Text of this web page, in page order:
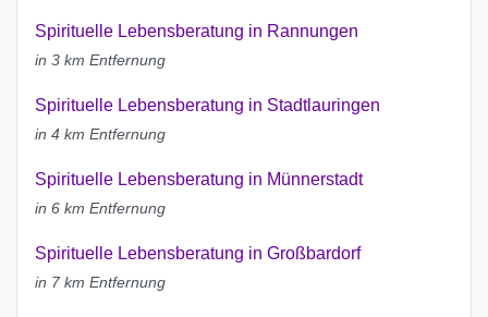
Spirituelle Lebensberatung in Rannungen
in 3 km Entfernung
Spirituelle Lebensberatung in Stadtlauringen
in 4 km Entfernung
Spirituelle Lebensberatung in Münnerstadt
in 6 km Entfernung
Spirituelle Lebensberatung in Großbardorf
in 7 km Entfernung